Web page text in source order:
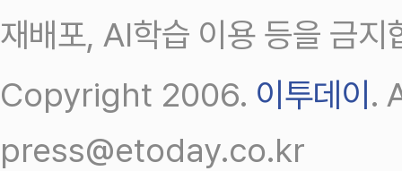
재배포, AI학습 이용 등을 금지
Copyright 2006. 이투데이.
press@etoday.co.kr